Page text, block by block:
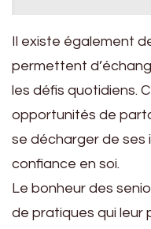
Il existe également
permettent
les défis quotidiens.
opportunités de
se décharger de ses
confiance en soi.
Le bonheur des
de pratiques qui